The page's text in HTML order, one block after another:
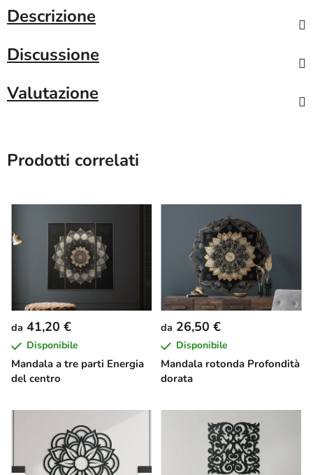
Descrizione
Discussione
Valutazione
Prodotti correlati
Mandala a tre parti Energia
del centro
da 41,20 €
Disponibile
Mandala rotonda Profondità
dorata
da 26,50 €
Disponibile